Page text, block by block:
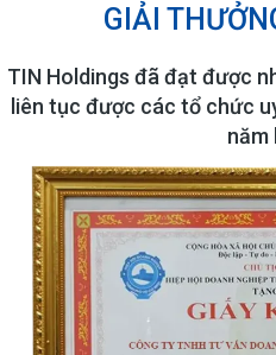
GIẢI
TIN Holdings đã đạt được
liên tục được các tổ chức
năm